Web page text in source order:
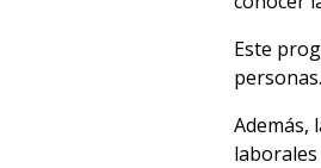
Este
personas.
Además,